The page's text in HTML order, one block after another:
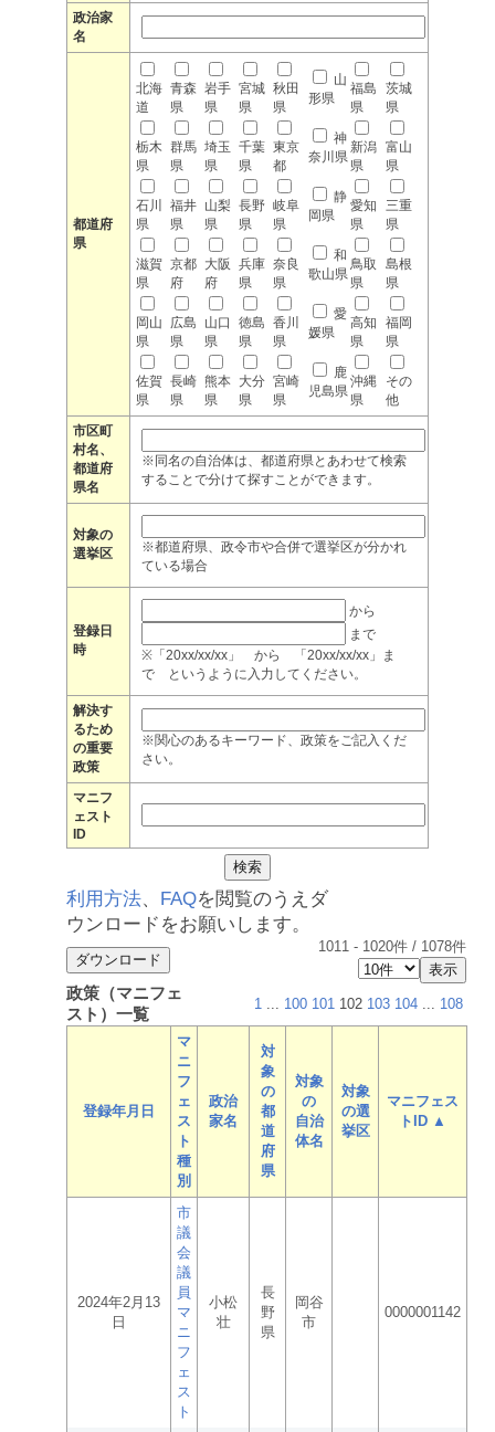
政治家
名
都道府
県
北海
道
青森
県
岩手
県
宮城
県
秋田
県
山
形県
福島
県
茨城
県
栃木
県
群馬
県
埼玉
県
千葉
県
東京
都
神
奈川県
新潟
県
富山
県
石川
県
福井
県
山梨
県
長野
県
岐阜
県
静
岡県
愛知
県
三重
県
滋賀
県
京都
府
大阪
府
兵庫
県
奈良
県
和
歌山県
鳥取
県
島根
県
岡山
県
広島
県
山口
県
徳島
県
香川
県
愛
媛県
高知
県
福岡
県
佐賀
県
長崎
県
熊本
県
大分
県
宮崎
県
鹿
児島県
沖縄
県
その
他
市区町
村名、
都道府
県名
※同名の自治体は、都道府県とあわせて検索
することで分けて探すことができます。
対象の
選挙区
※都道府県、政令市や合併で選挙区が分かれ
ている場合
登録日
時
から
まで
※「20xx/xx/xx」 から 「20xx/xx/xx」ま
で というように入力してください。
解決す
るため
の重要
政策
※関心のあるキーワード、政策をご記入くだ
さい。
マニフ
ェスト
ID
利用方法、 FAQを閲覧のうえダ
ウンロードをお願いします。
1011 - 1020件 / 1078件
政策（マニフェ
スト）一覧
1 ... 100 101 102 103 104 ... 108
登録年月日
マ
ニ
フ
ェ
ス
ト
種
別
政治
家名
対
象
の
都
道
府
県
対象
の
自治
体名
対象
の選
挙区
マニフェス
トID ▲
2024年2月13
日
市
議
会
議
員
マ
ニ
フ
ェ
ス
ト
小松
壮
長
野
県
岡谷
市
0000001142